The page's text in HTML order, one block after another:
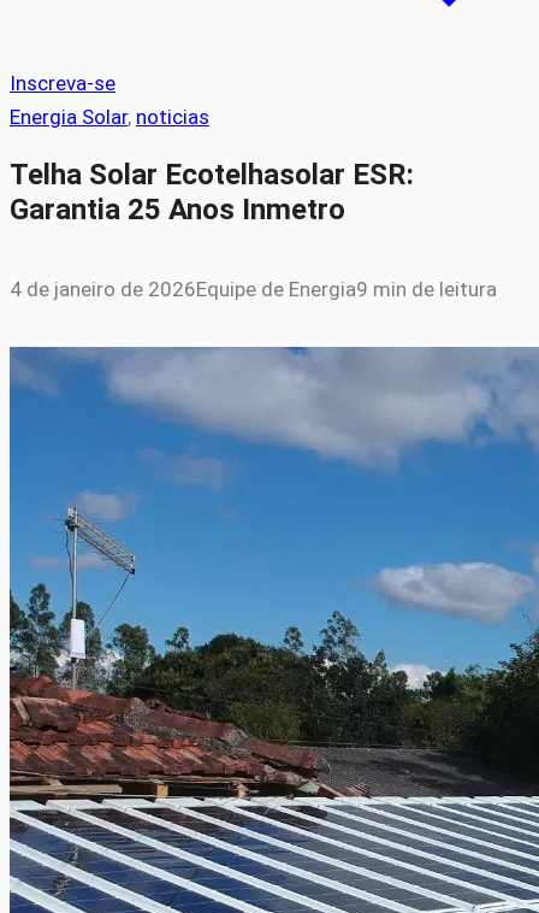
Inscreva-se
Energia Solar, noticias
Telha Solar Ecotelhasolar ESR:
Garantia 25 Anos Inmetro
4 de janeiro de 2026Equipe de Energia9 min de leitura